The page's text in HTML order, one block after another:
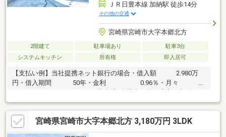
ＪＲ日豊本線 加納駅 徒歩14分
その他の交通
宮崎県宮崎市大字本郷北方
2階建て 駐車場あり
駐車3台
システムキッチン
所有権 即入居可
【支払い例】当社提携ネット銀行の場合・借入額 2.980万
円・借入期間 50年・金利 0.96％・月々
ース・家族との会話も弾むカウンターキッチン・清潔感がありお
手入れがしやすい人造大理石のシンク・【省令準耐火構造】 外
部の延焼、各室の防火、他室への延焼遅延・明るい南向きのお部
屋周辺環境マルショク加納店 営業時間9:00～22:00でお仕事帰り
宮崎県宮崎市大字本郷北方 3,180万円 3LDK